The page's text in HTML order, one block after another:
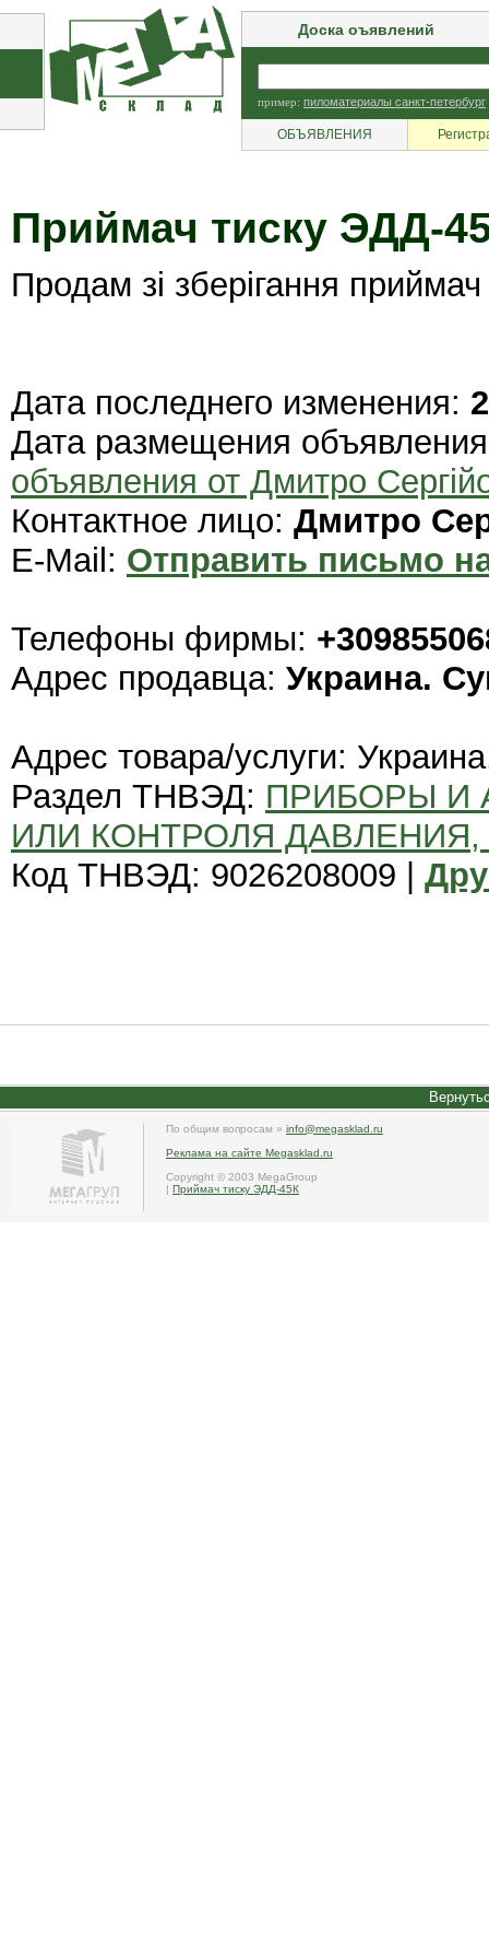
Доска оъявлений
пример: пиломатериалы санкт-петербург
ОБЪЯВЛЕНИЯ
Приймач тиску ЭДД-
Продам зі зберігання
Дата последнего изменения:
Дата размещения
объявления от Дмитро
Контактное лицо: Дмитро
E-Mail: Отправить письмо
Телефоны фирмы:
Адрес продавца: Украина.
Адрес товара/услуги:
Раздел ТНВЭД: ПРИБОРЫ И
ИЛИ КОНТРОЛЯ
Код ТНВЭД: 9026208009 |
По общим вопросам » info@megasklad.ru
Реклама на сайте Megasklad.ru
Copyright © 2003 MegaGroup
| Приймач тиску ЭДД-45К